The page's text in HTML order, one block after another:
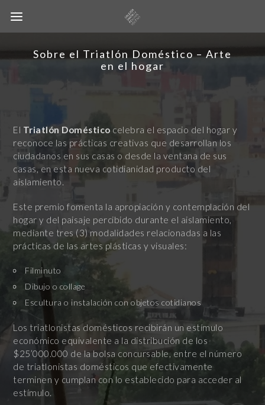
Sobre el Triatlón Doméstico – Arte
en el hogar
El Triatlón Doméstico celebra el espacio del hogar y
reconoce las prácticas creativas que desarrollan los
ciudadanos en sus casas o desde la ventana de sus
casas, en esta nueva cotidianidad producto del
aislamiento.
Este premio fomenta la apropiación y contemplación del
hogar y del paisaje percibido durante el aislamiento,
mediante tres (3) modalidades relacionadas a las
prácticas de las artes plásticas y visuales:
Filminuto
Dibujo o collage
Escultura o instalación con objetos cotidianos
Los triatlonistas domésticos recibirán un estímulo
económico equivalente a la distribución de los
$25’000.000 de la bolsa concursable, entre el número
de triatlonistas domésticos que efectivamente
terminen y cumplan con lo establecido para acceder al
estímulo.